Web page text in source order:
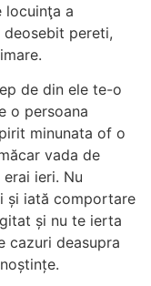
locuinţa a
pereti,
de din ele te-o
o persoana
minunata of o
vada de
ieri. Nu
și iată comportare
și nu te ierta
cazuri deasupra